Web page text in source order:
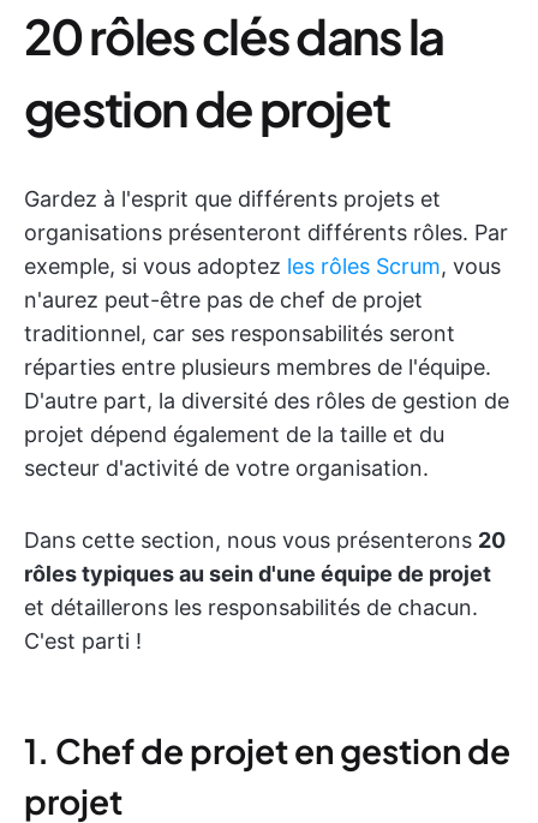
20 rôles clés dans la
gestion de projet
Gardez à l'esprit que différents projets et
organisations présenteront différents rôles. Par
exemple, si vous adoptez les rôles Scrum, vous
n'aurez peut-être pas de chef de projet
traditionnel, car ses responsabilités seront
réparties entre plusieurs membres de l'équipe.
D'autre part, la diversité des rôles de gestion de
projet dépend également de la taille et du
secteur d'activité de votre organisation.
Dans cette section, nous vous présenterons 20
rôles typiques au sein d'une équipe de projet
et détaillerons les responsabilités de chacun.
C'est parti !
1. Chef de projet en gestion de
projet